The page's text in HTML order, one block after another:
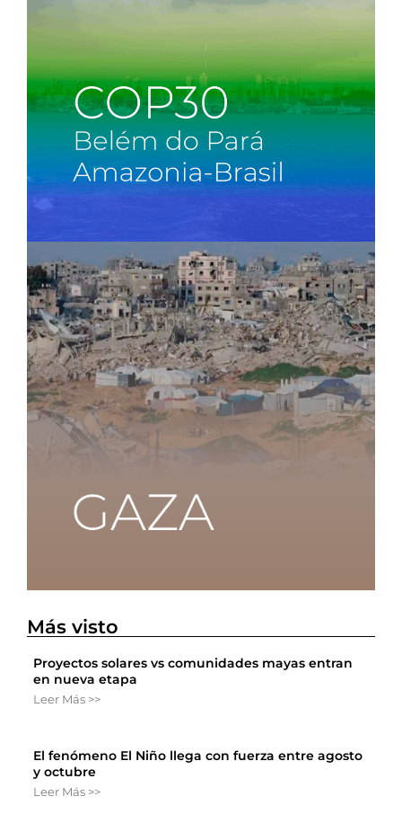
Más visto
Proyectos solares vs comunidades mayas entran
en nueva etapa
Leer Más >>
El fenómeno El Niño llega con fuerza entre agosto
y octubre
Leer Más >>